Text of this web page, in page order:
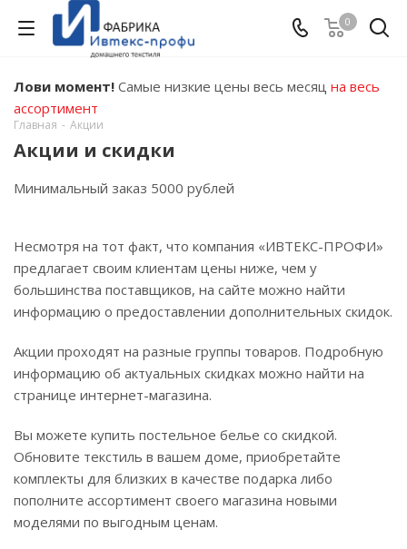
0
Лови момент! Самые низкие цены весь месяц на весь
ассортимент
Главная - Акции
Акции и скидки
Минимальный заказ 5000 рублей
Несмотря на тот факт, что компания «ИВТЕКС-ПРОФИ»
предлагает своим клиентам цены ниже, чем у
большинства поставщиков, на сайте можно найти
информацию о предоставлении дополнительных скидок.
Акции проходят на разные группы товаров. Подробную
информацию об актуальных скидках можно найти на
странице интернет-магазина.
Вы можете купить постельное белье со скидкой.
Обновите текстиль в вашем доме, приобретайте
комплекты для близких в качестве подарка либо
пополните ассортимент своего магазина новыми
моделями по выгодным ценам.